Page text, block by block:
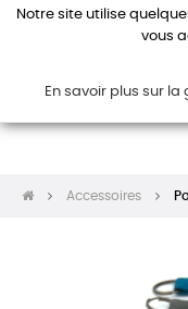
Accessoires
Notre site utilise
vous
En savoir plus sur